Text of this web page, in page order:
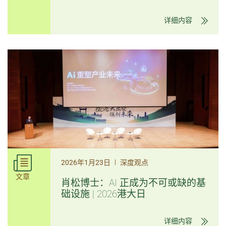
详细内容
文章
2026年1月23日 | 深度观点
肖松博士：AI 正成为不可或缺的基
础设施 | 2026港大日
详细内容